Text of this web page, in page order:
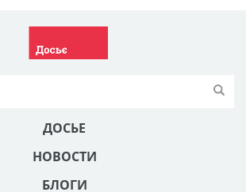
ДОСЬЕ
НОВОСТИ
БЛОГИ